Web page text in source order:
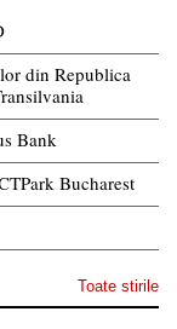
din Republica
Bank
Bucharest
Toate stirile